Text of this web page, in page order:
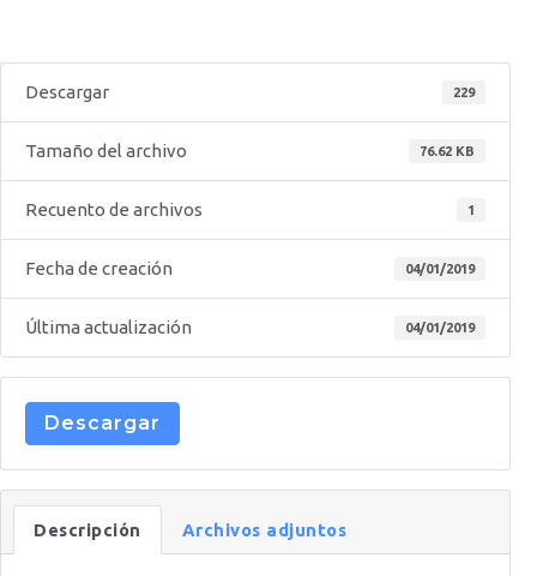
Descargar 229
Tamaño del archivo 76.62 KB
Recuento de archivos 1
Fecha de creación 04/01/2019
Última actualización 04/01/2019
Descargar
Descripción Archivos adjuntos